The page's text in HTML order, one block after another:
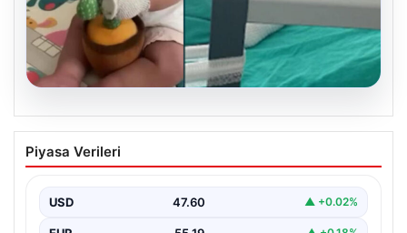
Domates konservesi bomba gibi patladı,
9 aylık bebeğin vücudu yandı
Aylık Bebek Yanıklarla Mücadele Etti”, “content”: “…
Piyasa Verileri
USD 47.60 ▲ +0.02%